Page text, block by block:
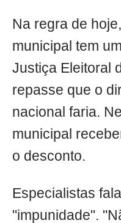
Na regra de
municipal tem
Justiça Eleitoral
repasse que o
nacional faria.
municipal
o desconto.
Especialistas
"impunidade".